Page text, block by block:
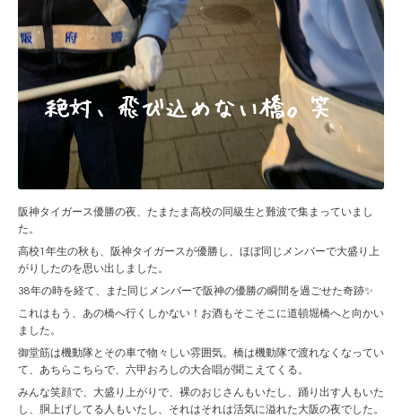
阪神タイガース優勝の夜、たまたま高校の同級生と難波で集まっていまし
た。
高校1年生の秋も、阪神タイガースが優勝し、ほぼ同じメンバーで大盛り上
がりしたのを思い出しました。
38年の時を経て、また同じメンバーで阪神の優勝の瞬間を過ごせた奇跡✨
これはもう、あの橋へ行くしかない！お酒もそこそこに道頓堀橋へと向かい
ました。
御堂筋は機動隊とその車で物々しい雰囲気。橋は機動隊で渡れなくなってい
て、あちらこちらで、六甲おろしの大合唱が聞こえてくる。
みんな笑顔で、大盛り上がりで、裸のおじさんもいたし、踊り出す人もいた
し、胴上げしてる人もいたし、それはそれは活気に溢れた大阪の夜でした。